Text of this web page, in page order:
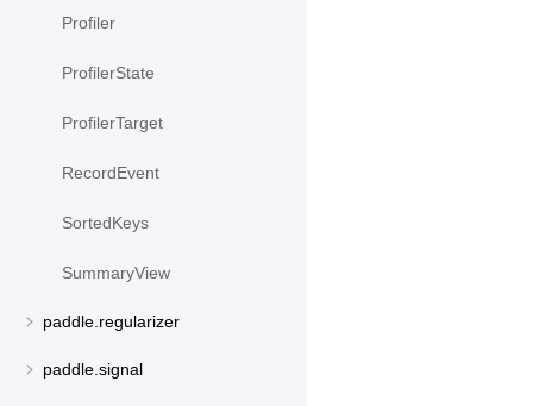
Profiler
ProfilerState
ProfilerTarget
RecordEvent
SortedKeys
SummaryView
paddle.regularizer
paddle.signal